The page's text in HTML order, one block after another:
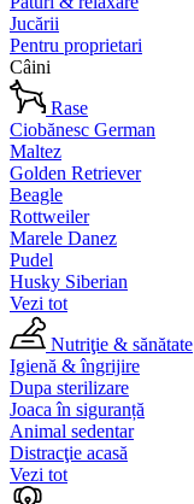
Jucării
Pentru proprietari
Câini
Rase
Ciobănesc German
Maltez
Golden Retriever
Beagle
Rottweiler
Marele Danez
Pudel
Husky Siberian
Vezi tot
Nutriţie & sănătate
Igienă & îngrijire
Dupa sterilizare
Joaca în siguranță
Animal sedentar
Distracţie acasă
Vezi tot